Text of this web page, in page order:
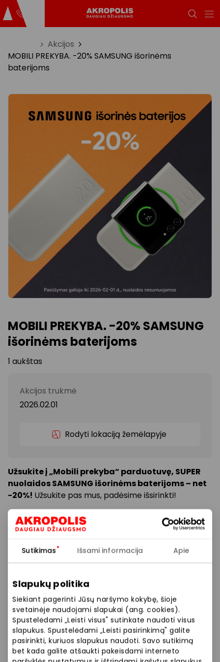
Sutikimas Išsami informacija Apie
Slapukų politika
Siekiant pagerinti Jūsų naršymo kokybę, šioje
svetainėje naudojami slapukai (ang. cookies).
Spustelėdami „Leisti visus" sutinkate naudoti visus
slapukus. Spustelėdami „Leisti pasirinkimą" galite
pasirinkti, kuriuos slapukus naudoti. Savo sutikimą
bet kada galite atšaukti pakeisdami interneto
Akcijos
MOBILI PREKYBA. -20% SAMSUNG išorinėms
baterijoms
MOBILI PREKYBA. -20% SAMSUNG
išorinėms baterijoms
1 aukštas
Akcijos trukmė
2026.02.01
Rodyti lokaciją žemėlapyje
Užsukite į „Mobili prekyba“ parduotuvę, SUPER
nuolaidos SAMSUNG išorinėms baterijoms – net
-20%! Užsukite pas mus, padėsime išsirinkti!
„Mobili prekyba“ – Tavo išmanus asmeninis
ekspertas. Daugiau informacijos ir ypatingų
parduotuvėje.
Mus rasite 1-ame aukšte, šalia 7-to Šiaurinio įėjimo.
Prekybos ir pramogų centre „AKROPOLIS“
veikiančios parduotuvės ir paslaugų teikėjai
savarankiškai nustato taikomas nuolaidas, jų
dydžius bei kitas aktualias sąlygas.